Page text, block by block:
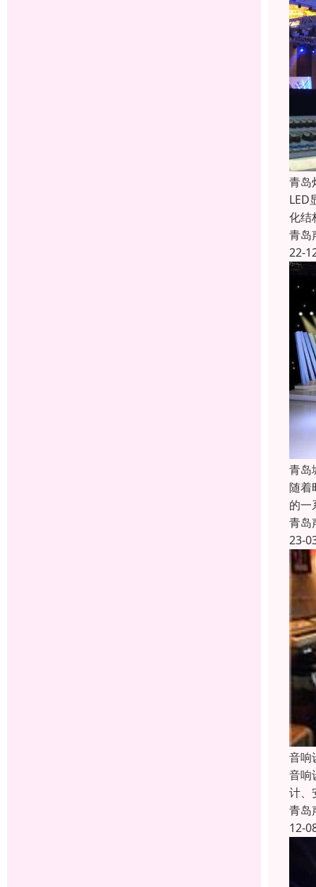
青岛
LED
化结
青岛
22-
青岛
随着
的一
青岛
23-
音响
音响
计、
青岛
12-